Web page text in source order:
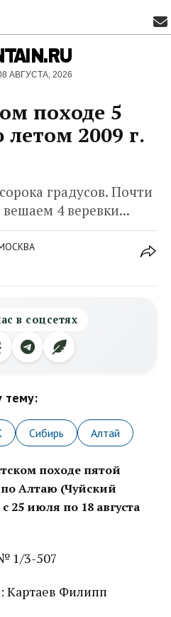
АВГУСТА, 2026
походе 5
2009 г.
градусов. Почти
4 веревки...
в соцсетях
тему:
Сибирь Алтай
походе пятой
по Алтаю (Чуйский
25 июля по 18 августа
1/3-507
Картаев Филипп